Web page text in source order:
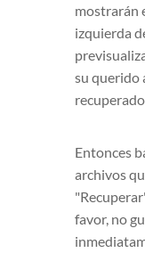
mostrarán
izquierda
su querido
Entonces
archivos
favor, no